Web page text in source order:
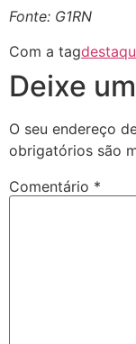
Fonte: G1RN
Com a tag
Deixe
O seu endereço
obrigatórios são
Comentário *